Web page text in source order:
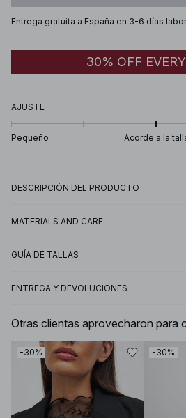
Entrega gratuita a España en 3-6 días
30% OFF
AJUSTE
Pequeño Acorde a la
DESCRIPCIÓN DEL PRODUCTO
MATERIALS AND CARE
GUÍA DE TALLAS
ENTREGA Y DEVOLUCIONES
Otras clientas aprovecharon para
-30% -30%